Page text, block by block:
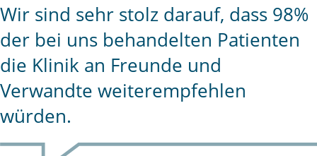
Wir sind sehr stolz darauf, dass 98%
der bei uns behandelten Patienten
die Klinik an Freunde und
Verwandte weiterempfehlen
würden.